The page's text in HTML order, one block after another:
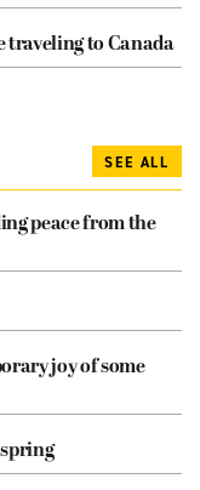
traveling to Canada
SEE ALL
peace from the
joy of some